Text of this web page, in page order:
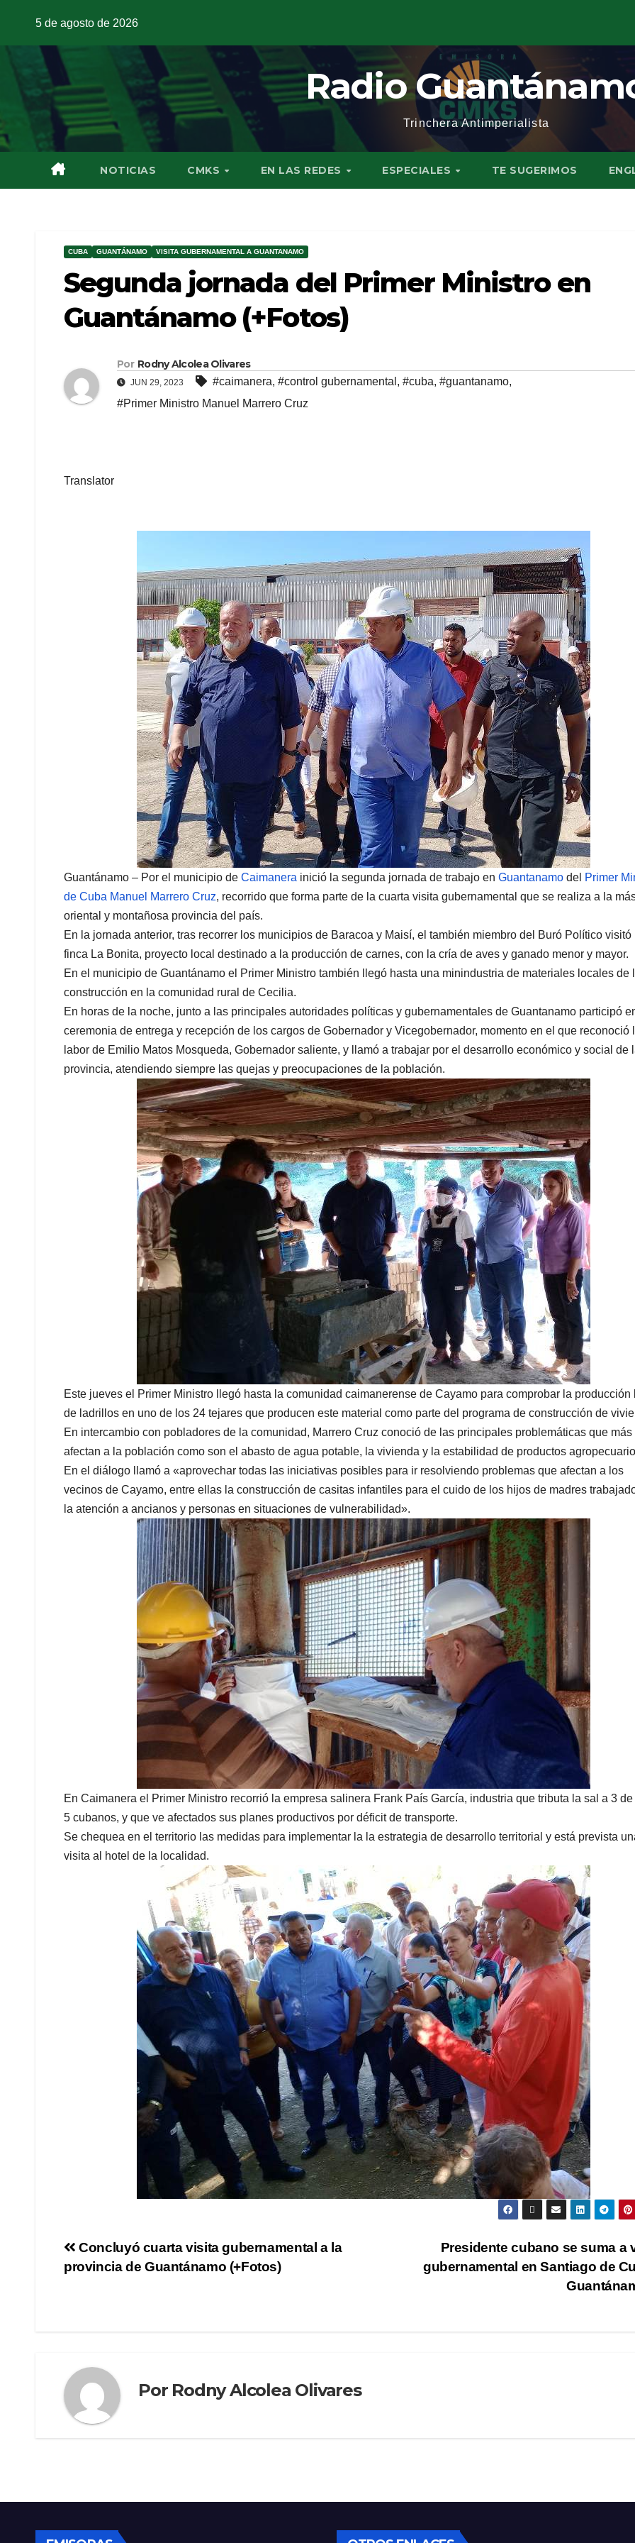
5 de agosto de 2026
Radio
Trinchera Antimperialista
NOTICIAS CMKS EN LAS REDES ESPECIALES TE SUGERIMOS
CUBA GUANTÁNAMO VISITA GUBERNAMENTAL A GUANTANAMO
Segunda jornada del Primer Ministro en
Guantánamo (+Fotos)
Por Rodny Alcolea Olivares
JUN 29, 2023 #caimanera, #control gubernamental , #cuba, #guantanamo,
#Primer Ministro Manuel Marrero Cruz
Translator
Guantánamo – Por el municipio de Caimanera inició la segunda jornada de trabajo en Guantanamo del Primer
de Cuba Manuel Marrero Cruz, recorrido que forma parte de la cuarta visita gubernamental que se realiza a la
oriental y montañosa provincia del país.
En la jornada anterior, tras recorrer los municipios de Baracoa y Maisí, el también miembro del Buró Político visitó
finca La Bonita, proyecto local destinado a la producción de carnes, con la cría de aves y ganado menor y mayor.
En el municipio de Guantánamo el Primer Ministro también llegó hasta una minindustria de materiales locales de
construcción en la comunidad rural de Cecilia.
En horas de la noche, junto a las principales autoridades políticas y gubernamentales de Guantanamo participó
ceremonia de entrega y recepción de los cargos de Gobernador y Vicegobernador, momento en el que reconoció
labor de Emilio Matos Mosqueda, Gobernador saliente, y llamó a trabajar por el desarrollo económico y social de
provincia, atendiendo siempre las quejas y preocupaciones de la población.
Este jueves el Primer Ministro llegó hasta la comunidad caimanerense de Cayamo para comprobar la producción
de ladrillos en uno de los 24 tejares que producen este material como parte del programa de construcción de
En intercambio con pobladores de la comunidad, Marrero Cruz conoció de las principales problemáticas que más
afectan a la población como son el abasto de agua potable, la vivienda y la estabilidad de productos
En el diálogo llamó a «aprovechar todas las iniciativas posibles para ir resolviendo problemas que afectan a los
vecinos de Cayamo, entre ellas la construcción de casitas infantiles para el cuido de los hijos de madres
la atención a ancianos y personas en situaciones de vulnerabilidad».
En Caimanera el Primer Ministro recorrió la empresa salinera Frank País García, industria que tributa la sal a 3 de
5 cubanos, y que ve afectados sus planes productivos por déficit de transporte.
Se chequea en el territorio las medidas para implementar la la estrategia de desarrollo territorial y está prevista
visita al hotel de la localidad.
Presidente cubano se suma a
gubernamental en Santiago de
Concluyó cuarta visita gubernamental a la
provincia de Guantánamo (+Fotos)
Por Rodny Alcolea Olivares